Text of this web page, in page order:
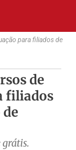
para filiados de
de
filiados
grátis.